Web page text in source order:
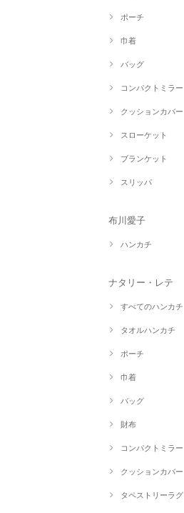
ポーチ
巾着
バッグ
コンパクトミラー
クッションカバー
スローケット
ブランケット
スリッパ
布川愛子
ハンカチ
ナタリー・レテ
すべてのハンカチ
タオルハンカチ
ポーチ
巾着
バッグ
財布
コンパクトミラー
クッションカバー
タペストリーラグ